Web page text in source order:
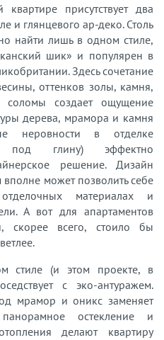
присутствует два
и глянцевого ар-деко. Столь
найти лишь в одном стиле,
шик» и популярен в
Здесь сочетание
оттенков золы, камня,
соломы создает ощущение
дерева, мрамора и камня
неровности в отделке
под глину) эффектно
решение. Дизайн
может позволить себе
материалах и
А вот для апартаментов
скорее всего, стоило бы
стиле (и этом проекте, в
с эко-антуражем.
мрамор и оникс заменяет
остекление и
делают квартиру